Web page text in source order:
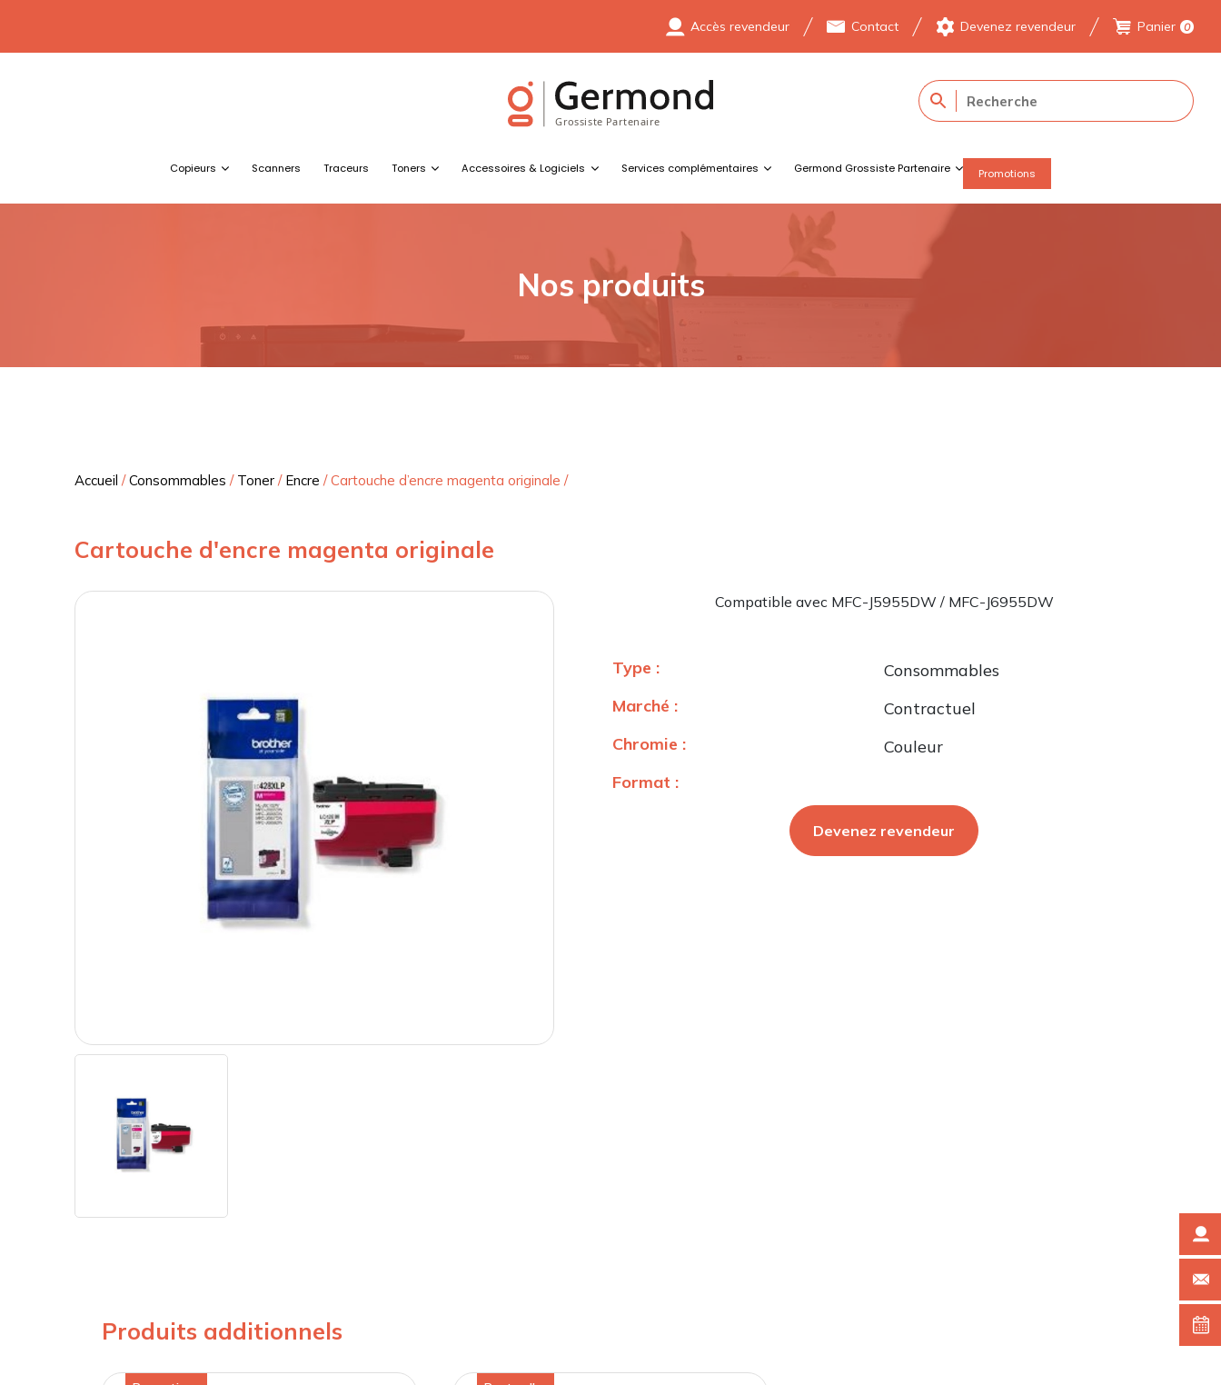
Accès revendeur Contact Devenez revendeur Panier 0
Copieurs Scanners Traceurs Toners Accessoires & Logiciels Services complémentaires Germond Grossiste Partenaire Promotions
Nos produits
Accueil /Consommables / Toner / Encre /Cartouche d’encre magenta originale /
Cartouche d'encre magenta originale
Compatible avec MFC-J5955DW / MFC-J6955DW
Type :
Consommables
Marché :
Contractuel
Chromie :
Couleur
Format :
Devenez revendeur
Produits additionnels